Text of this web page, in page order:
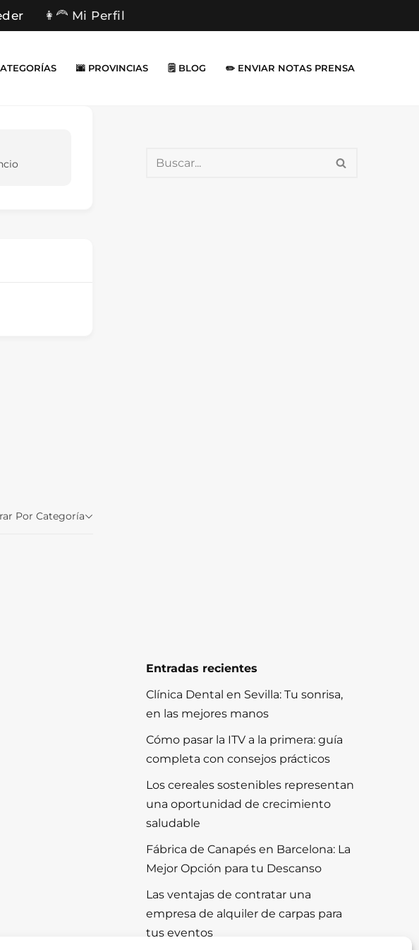
👩‍🦰 Mi Perfil
🌆 PROVINCIAS 🗒️ BLOG ✏️ ENVIAR NOTAS PRENSA
Por Categoría
Entradas recientes
Clínica Dental en Sevilla: Tu sonrisa,
en las mejores manos
Cómo pasar la ITV a la primera: guía
completa con consejos prácticos
Los cereales sostenibles representan
una oportunidad de crecimiento
saludable
Fábrica de Canapés en Barcelona: La
Mejor Opción para tu Descanso
Las ventajas de contratar una
empresa de alquiler de carpas para
tus eventos